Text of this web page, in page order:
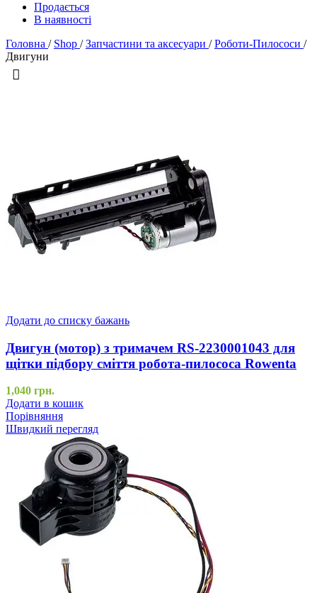
Продається
В наявності
Головна / Shop / Запчастини та аксесуари / Роботи-Пилососи /
Двигуни
Додати до списку бажань
Двигун (мотор) з тримачем RS-2230001043 для
щітки підбору сміття робота-пилососа Rowenta
1,040 грн.
Додати в кошик
Порівняння
Швидкий перегляд